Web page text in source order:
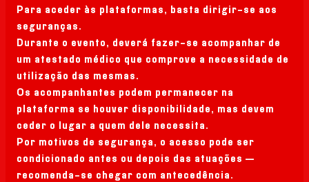
Para aceder às plataformas, basta dirigir-se aos
seguranças.
Durante o evento, deverá fazer-se acompanhar de
um atestado médico que comprove a necessidade de
utilização das mesmas.
Os acompanhantes podem permanecer na
plataforma se houver disponibilidade, mas devem
ceder o lugar a quem dele necessita.
Por motivos de segurança, o acesso pode ser
condicionado antes ou depois das atuações —
recomenda-se chegar com antecedência.